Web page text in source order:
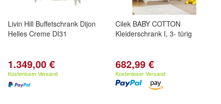
Livin Hill Buffetschrank Dijon
Helles Creme DI31
1.349,00 €
Kostenloser Versand
Cilek BABY COTTON
Kleiderschrank I, 3- türig
682,99 €
Kostenloser Versand